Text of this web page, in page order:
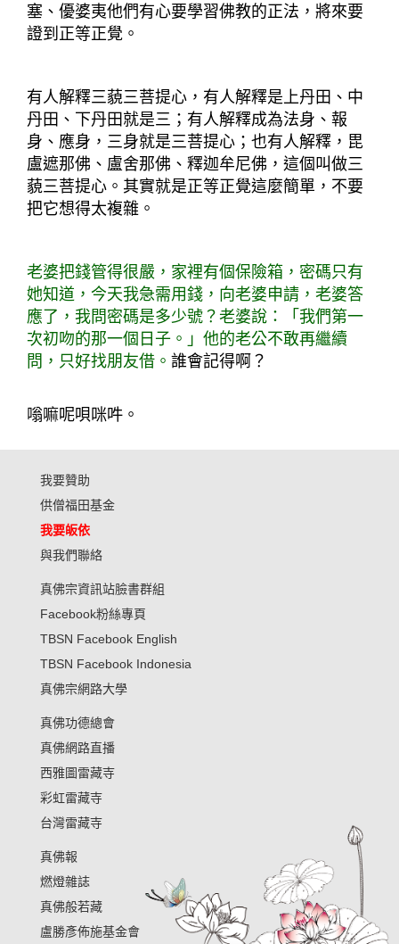
塞、優婆夷他們有心要學習佛教的正法，將來要
證到正等正覺。
有人解釋三藐三菩提心，有人解釋是上丹田、中
丹田、下丹田就是三；有人解釋成為法身、報
身、應身，三身就是三菩提心；也有人解釋，毘
盧遮那佛、盧舍那佛、釋迦牟尼佛，這個叫做三
藐三菩提心。其實就是正等正覺這麼簡單，不要
把它想得太複雜。
老婆把錢管得很嚴，家裡有個保險箱，密碼只有
她知道，今天我急需用錢，向老婆申請，老婆答
應了，我問密碼是多少號？老婆說：「我們第一
次初吻的那一個日子。」他的老公不敢再繼續
問，只好找朋友借。 誰會記得啊？
嗡嘛呢唄咪吽。
我要贊助
供僧福田基金
我要皈依
與我們聯絡
真佛宗資訊站臉書群組
Facebook粉絲專頁
TBSN Facebook English
TBSN Facebook Indonesia
真佛宗網路大學
真佛功德總會
真佛網路直播
西雅圖雷藏寺
彩虹雷藏寺
台灣雷藏寺
真佛報
燃燈雜誌
真佛般若藏
盧勝彥佈施基金會